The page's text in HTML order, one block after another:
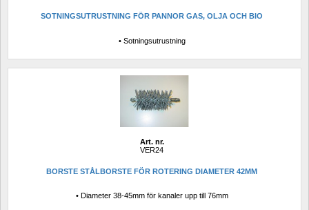
SOTNINGSUTRUSTNING FÖR PANNOR GAS, OLJA OCH BIO
• Sotningsutrustning
Art. nr.
VER24
BORSTE STÅLBORSTE FÖR ROTERING DIAMETER 42MM
• Diameter 38-45mm för kanaler upp till 76mm